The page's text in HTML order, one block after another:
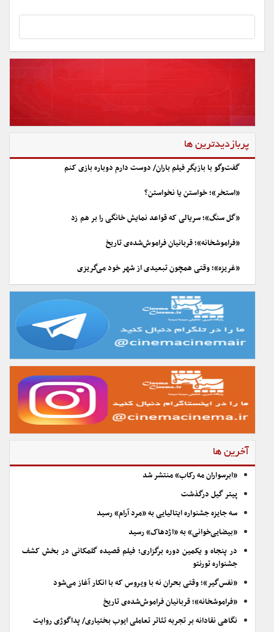
پربازدیدترین ها
گفت‌وگو با بازیگر فیلم باران/ دوست دارم دوباره بازی کنم
«استخر»؛ خواستن یا نخواستن؟
«گل سنگ»؛ سریالی که قواعد نمایش خانگی را بر هم زد
«فراموشخانه»؛ قربانیان فراموش‌شده‌ی تاریخ
«غریزه»؛ وقتی همچون تبعیدی از شهر خود می‌گریزی
آخرین ها
«ابرسواران مه رکاب» منتشر شد
پیتر گیل درگذشت
سه جایزه جشنواره ایتالیایی به «مرد آرام» رسید
«بیضایی‌خوانی» به «اژدهاک» رسید
در پنجاه و یکمین دوره برگزاری؛ فیلم قصیده گلمکانی در بخش کشف
جشنواره تورنتو
«نفس‌گیر»؛ وقتی بحران نه با ویروس که با انکار آغاز می‌شود
«فراموشخانه»؛ قربانیان فراموش‌شده‌ی تاریخ
نگاهی نقادانه بر تجربه تئاتر تعاملی ایوب بختیاری/ پداگوژی روایت